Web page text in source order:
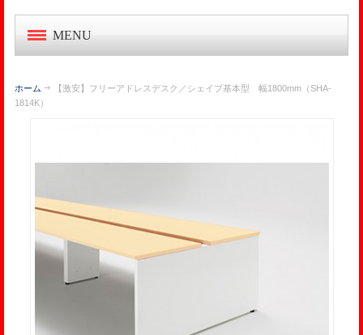
MENU
オフィス作り導入事例
ホーム
【激安】フリーアドレスデスク／シェイブ基本型 幅1800mm（SHA-
1814K）